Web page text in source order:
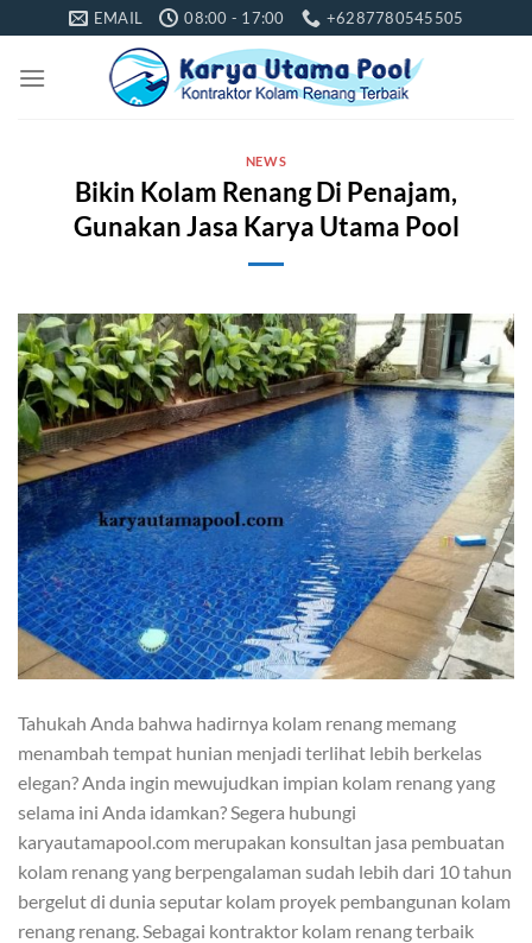
to
content
EMAIL 08:00 - 17:00 +6287780545505
NEWS
Bikin Kolam Renang Di Penajam,
Gunakan Jasa Karya Utama Pool
Tahukah Anda bahwa hadirnya kolam renang memang
menambah tempat hunian menjadi terlihat lebih berkelas
elegan? Anda ingin mewujudkan impian kolam renang yang
selama ini Anda idamkan? Segera hubungi
karyautamapool.com merupakan konsultan jasa pembuatan
kolam renang yang berpengalaman sudah lebih dari 10 tahun
bergelut di dunia seputar kolam proyek pembangunan kolam
renang renang. Sebagai kontraktor kolam renang terbaik